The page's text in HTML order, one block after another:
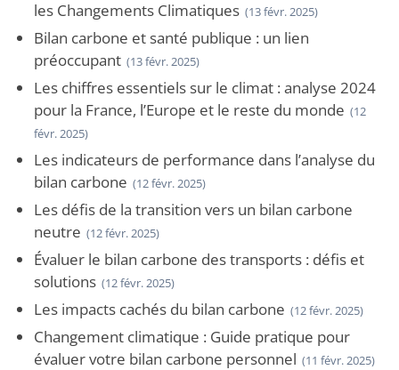
les Changements Climatiques (13 févr. 2025)
Bilan carbone et santé publique : un lien
préoccupant (13 févr. 2025)
Les chiffres essentiels sur le climat : analyse 2024
pour la France, l’Europe et le reste du monde (12
févr. 2025)
Les indicateurs de performance dans l’analyse du
bilan carbone (12 févr. 2025)
Les défis de la transition vers un bilan carbone
neutre (12 févr. 2025)
Évaluer le bilan carbone des transports : défis et
solutions (12 févr. 2025)
Les impacts cachés du bilan carbone (12 févr. 2025)
Changement climatique : Guide pratique pour
évaluer votre bilan carbone personnel (11 févr. 2025)